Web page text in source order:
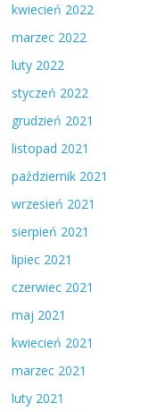
kwiecień 2022
marzec 2022
luty 2022
styczeń 2022
grudzień 2021
listopad 2021
październik 2021
wrzesień 2021
sierpień 2021
lipiec 2021
czerwiec 2021
maj 2021
kwiecień 2021
marzec 2021
luty 2021